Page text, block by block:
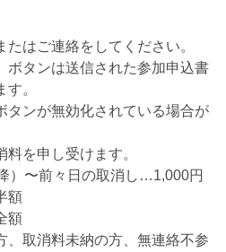
はご連絡をしてください。
ボタンは送信された参加申込書
。
タンが無効化されている場合が
を申し受けます。
）〜前々日の取消し…1,000円
額
額
、取消料未納の方、無連絡不参